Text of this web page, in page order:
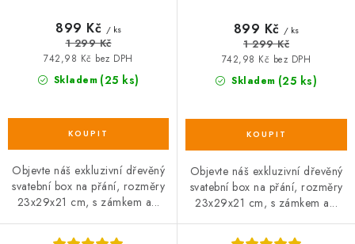
Skladem (25 ks)
742,98 Kč bez DPH
899 Kč / ks
1 299 Kč
Objevte náš exkluzivní dřevěný
svatební box na přání, rozměry
23x29x21 cm, s zámkem a...
Skladem (25 ks)
742,98 Kč bez DPH
899 Kč / ks
1 299 Kč
Objevte náš exkluzivní dřevěný
svatební box na přání, rozměry
23x29x21 cm, s zámkem a...